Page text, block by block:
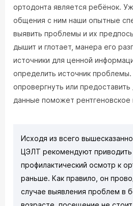
ортодонта является ребёнок.
общения с ним наши опытные
выявить проблемы и их
дышит и глотает, манера его
источники для ценной
определить источник проблемы.
опровергнуть или
данные поможет рентгеновское
Исходя из всего
ЦЭЛТ рекомендуют приводить
профилактический осмотр к
раньше. Как правило, он
случае выявления проблем в